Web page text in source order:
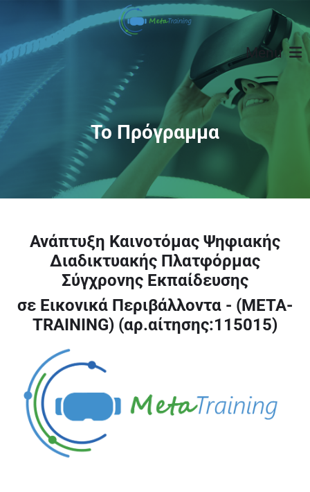
Menu
Το Πρόγραμμα
Ανάπτυξη Καινοτόμας Ψηφιακής
Διαδικτυακής Πλατφόρμας
Σύγχρονης Εκπαίδευσης
σε Εικονικά Περιβάλλοντα - (META-
TRAINING) (αρ.αίτησης:115015)